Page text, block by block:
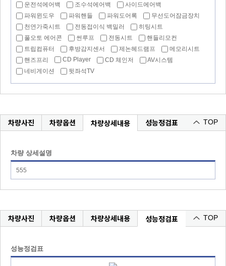
운전석에어백
조수석에어백
사이드에어백
파워윈도우
파워핸들 파워도어록
무선도어잠금장치
천연가죽시트
전동접이식 백밀러
히팅시트
풀오토 에어콘
썬루프 전동시트
핸들리모컨
트립컴퓨터
후방감지센서 제논헤드램프
메모리시트
핸즈프리
CD Player CD 체인저
AV시스템
네비게이션
뒷좌석TV
차량사진 차량옵션 차량상세내용 성능정검표 TOP
차량 상세설명
555
차량사진 차량옵션 차량상세내용 성능정검표 TOP
성능정검표